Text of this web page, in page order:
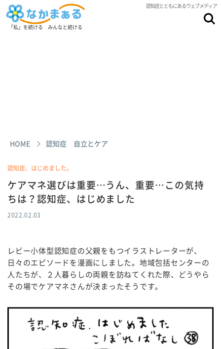
認知症とともにあるウェブメディア
「私」を続ける みんなと続ける
HOME 認知症 自立とケア
認知症、はじめました。
ケアマネ選びは重要…うん、重要…この気持
ちは？認知症、はじめました
2022.02.03
レビー小体型認知症の父親をもつイラストレーターが、
日々のエピソードを漫画にしました。地域包括センターの
人たちが、２人暮らしの両親を訪ねてくれた際、どうやら
その場でケアマネさんが決まったそうです。